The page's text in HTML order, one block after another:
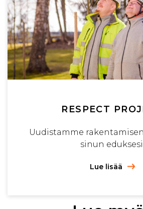
RESPECT
Uudistamme
sinun
Lue lisää